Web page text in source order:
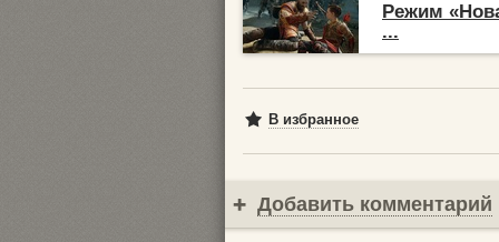
Режим
...
В избранное
Добавить комментарий